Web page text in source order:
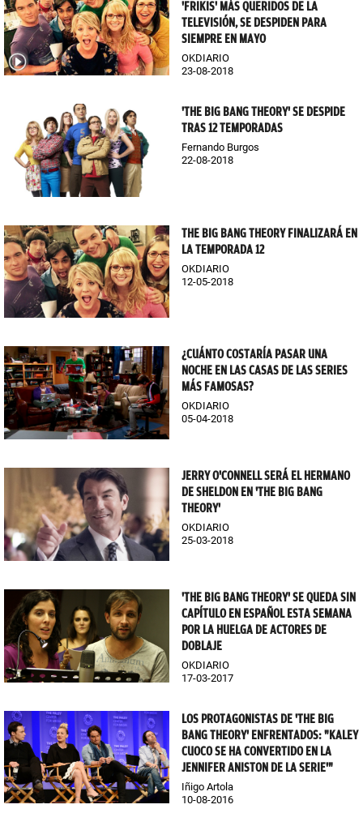
'FRIKIS' MÁS QUERIDOS DE LA
TELEVISIÓN, SE DESPIDEN PARA
SIEMPRE EN MAYO
OKDIARIO
23-08-2018
'THE BIG BANG THEORY' SE DESPIDE
TRAS 12 TEMPORADAS
Fernando Burgos
22-08-2018
THE BIG BANG THEORY FINALIZARÁ EN
LA TEMPORADA 12
OKDIARIO
12-05-2018
¿CUÁNTO COSTARÍA PASAR UNA
NOCHE EN LAS CASAS DE LAS SERIES
MÁS FAMOSAS?
OKDIARIO
05-04-2018
JERRY O'CONNELL SERÁ EL HERMANO
DE SHELDON EN 'THE BIG BANG
THEORY'
OKDIARIO
25-03-2018
'THE BIG BANG THEORY' SE QUEDA SIN
CAPÍTULO EN ESPAÑOL ESTA SEMANA
POR LA HUELGA DE ACTORES DE
DOBLAJE
OKDIARIO
17-03-2017
LOS PROTAGONISTAS DE 'THE BIG
BANG THEORY' ENFRENTADOS: "KALEY
CUOCO SE HA CONVERTIDO EN LA
JENNIFER ANISTON DE LA SERIE'"
Iñigo Artola
10-08-2016